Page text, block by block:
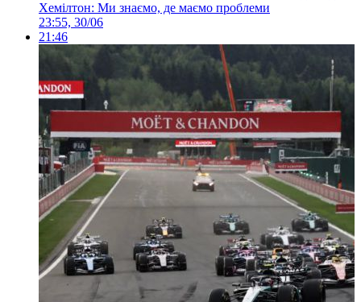
Хемілтон: Ми знаємо, де маємо проблеми
23:55, 30/06
21:46